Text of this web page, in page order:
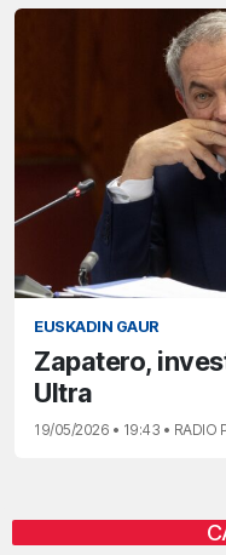
EUSKADIN GAUR
Zapatero,
Ultra
19/05/2026 • 19:43 • RADIO